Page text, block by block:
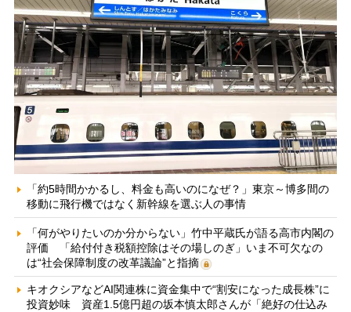
「約5時間かかるし、料金も高いのになぜ？」東京～博多間の
移動に飛行機ではなく新幹線を選ぶ人の事情
「何がやりたいのか分からない」竹中平蔵氏が語る高市内閣の
評価 「給付付き税額控除はその場しのぎ」いま不可欠なの
は“社会保障制度の改革議論”と指摘
キオクシアなどAI関連株に資金集中で“割安になった成長株”に
投資妙味 資産1.5億円超の坂本慎太郎さんが「絶好の仕込み